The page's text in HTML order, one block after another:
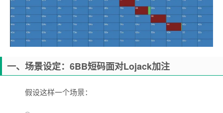
一、场景设定：6BB短码面对Lojack加注
假设这样一个场景：